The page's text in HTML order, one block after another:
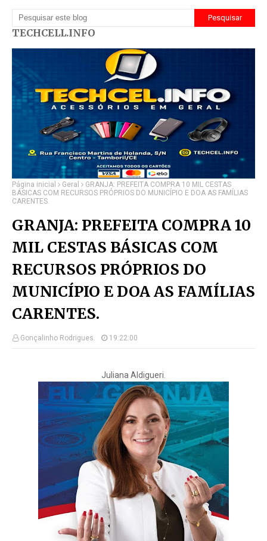
TECHCELL.INFO
Página inicial Geral
GRANJA: PREFEITA COMPRA 10 MIL CESTAS
BÁSICAS COM RECURSOS PRÓPRIOS DO MUNICÍPIO E DOA AS FAMÍLIAS
CARENTES.
GRANJA: PREFEITA COMPRA 10
MIL CESTAS BÁSICAS COM
RECURSOS PRÓPRIOS DO
MUNICÍPIO E DOA AS FAMÍLIAS
CARENTES.
Gonçalinho Rodrigues. 19:22:00
Juliana Aldigueri.